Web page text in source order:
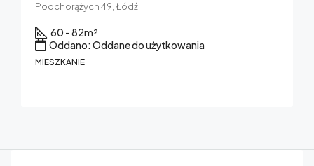
Podchorążych 49, Łódź
60 - 82m²
Oddano: Oddane do użytkowania
MIESZKANIE